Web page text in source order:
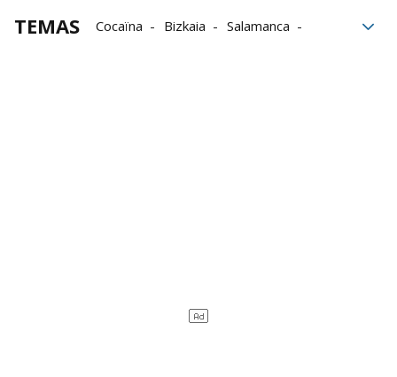
TEMAS Cocaïna Bizkaia
Salamanca